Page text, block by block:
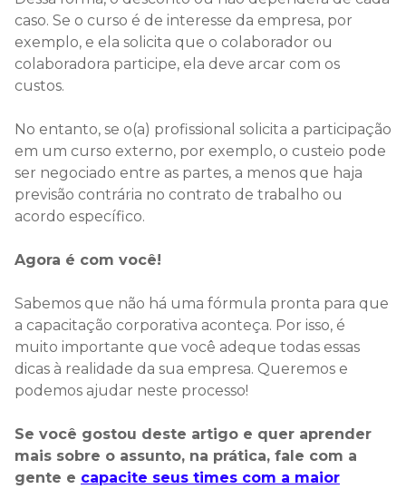
caso. Se o curso é de interesse da empresa, por
exemplo, e ela solicita que o colaborador ou
colaboradora participe, ela deve arcar com os
custos.
No entanto, se o(a) profissional solicita a participação
em um curso externo, por exemplo, o custeio pode
ser negociado entre as partes, a menos que haja
previsão contrária no contrato de trabalho ou
acordo específico.
Agora é com você!
Sabemos que não há uma fórmula pronta para que
a capacitação corporativa aconteça. Por isso, é
muito importante que você adeque todas essas
dicas à realidade da sua empresa. Queremos e
podemos ajudar neste processo!
Se você gostou deste artigo e quer aprender
mais sobre o assunto, na prática, fale com a
gente e capacite seus times com a maior